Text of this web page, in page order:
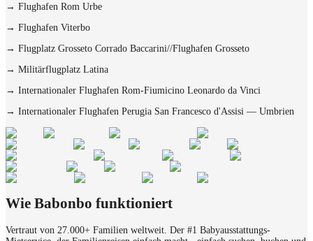
→ Flughafen Rom Urbe
→ Flughafen Viterbo
→ Flugplatz Grosseto Corrado Baccarini//Flughafen Grosseto
→ Militärflugplatz Latina
→ Internationaler Flughafen Rom-Fiumicino Leonardo da Vinci
→ Internationaler Flughafen Perugia San Francesco d'Assisi — Umbrien
Wie Babonbo funktioniert
Vertraut von 27.000+ Familien weltweit. Der #1 Babyausstattungs-